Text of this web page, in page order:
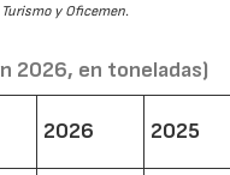
y Oficemen.
2026, en toneladas)
2026 2025